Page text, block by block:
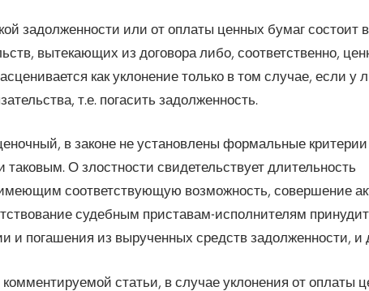
задолженности или от оплаты ценных бумаг состоит в
вытекающих из договора либо, соответственно,
как уклонение только в том случае, если у
т.е. погасить задолженность.
в законе не установлены формальные
О злостности свидетельствует длительность
соответствующую возможность, совершение
судебным приставам-исполнителям
и погашения из вырученных средств задолженности, и
статьи, в случае уклонения от оплаты